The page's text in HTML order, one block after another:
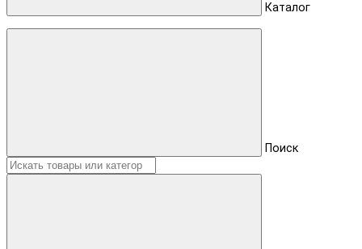
Каталог
Поиск